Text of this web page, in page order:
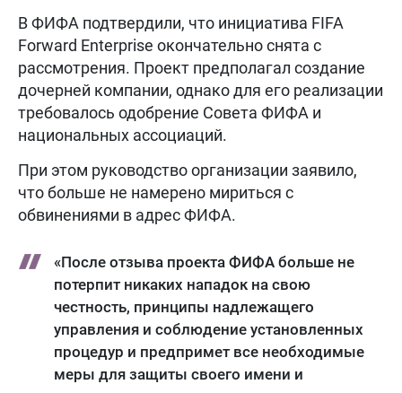
В ФИФА подтвердили, что инициатива FIFA
Forward Enterprise окончательно снята с
рассмотрения. Проект предполагал создание
дочерней компании, однако для его реализации
требовалось одобрение Совета ФИФА и
национальных ассоциаций.
При этом руководство организации заявило,
что больше не намерено мириться с
обвинениями в адрес ФИФА.
«После отзыва проекта ФИФА больше не
потерпит никаких нападок на свою
честность, принципы надлежащего
управления и соблюдение установленных
процедур и предпримет все необходимые
меры для защиты своего имени и